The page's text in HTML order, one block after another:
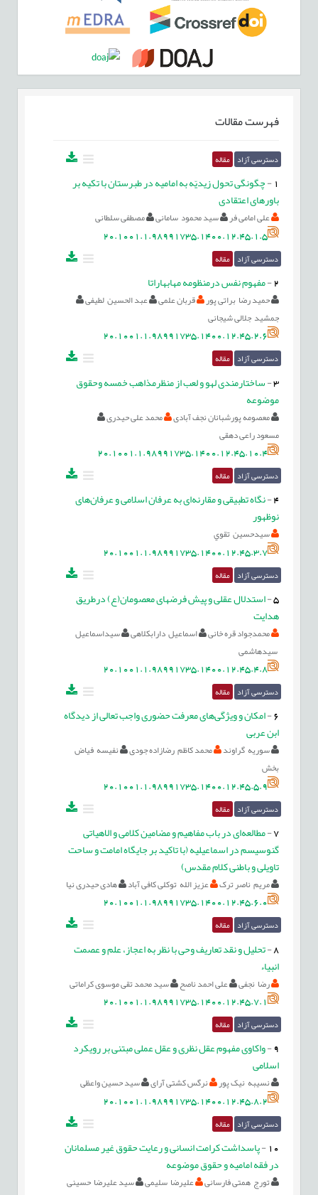
فهرست مقالات
دسترسی آزاد مقاله
-چگونگی تحول زیدیّه به امامیه در طبرستان با تکیه بر
باورهای اعتقادی
علی امامی فر سید محمود سامانی مصطفی سلطانی
20.1001.1.98991735.1400.12.45.1.5
دسترسی آزاد مقاله
2
-مفهوم نفس درمنظومه مهابهاراتا
حمید رضا براتی پور قربان علمی
عبد الحسین لطیفی
جمشید جلالی شیجانی
20.1001.1.98991735.1400.12.45.2.6
دسترسی آزاد مقاله
3
-ساختارمندی لهو و لعب از منظرمذاهب خمسه وحقوق
موضوعه
معصومه پورشبانان نجف آبادی
محمد علی حیدری
مسعود راعی دهقی
20.1001.1.98991735.1400.12.45.10.4
دسترسی آزاد مقاله
4
-نگاه تطبیقی و مقارنه‌ای به عرفان اسلامی و عرفان‌های
نوظهور
سيدحسين تقوي
20.1001.1.98991735.1400.12.45.3.7
دسترسی آزاد مقاله
5
-استدلال عقلی و پیش فرضهای معصومان(ع) درطریق
هدایت
محمدجواد قره خانی اسماعیل دارابکلاهی سیداسماعیل
سیدهاشمی
20.1001.1.98991735.1400.12.45.4.8
دسترسی آزاد مقاله
6
-امکان و ویژگی‌های معرفت حضوری واجب ‌تعالی از دیدگاه
ابن عربی
سوریه گراوند محمد کاظم رضازاده جودی
نفیسه فیاض
بخش
20.1001.1.98991735.1400.12.45.5.9
دسترسی آزاد مقاله
7
-مطالعه‌ای در باب مفاهیم و مضامین کلامی و الاهیاتی
گنوسیسم در اسماعیلیه (با تاکید بر جایگاه امامت و ساحت
تاویلی و باطنی کلام مقدس)
مریم ناصر ترک عزیز الله توکلی کافی آباد هادی حیدری نیا
20.1001.1.98991735.1400.12.45.6.0
دسترسی آزاد مقاله
8
-تحلیل و نقد تعاریف وحی با نظر به اعجاز، علم و عصمت
انبیاء
رضا نجفی علی احمد ناصح سید محمد تقی موسوی کراماتی
20.1001.1.98991735.1400.12.45.7.1
دسترسی آزاد مقاله
9
-واکاوی مفهوم عقل نظری و عقل عملی مبتنی بر رویکرد
اسلامی
نسیبه نیک پور نرگس کشتی آرای سید حسین واعظی
20.1001.1.98991735.1400.12.45.8.2
دسترسی آزاد مقاله
10
-پاسداشت کرامت انسانی و رعایت حقوق غیر مسلمانان
در فقه امامیه و حقوق موضوعه
تورج همتی فارسانی علیرضا سلیمی سید علیرضا حسینی